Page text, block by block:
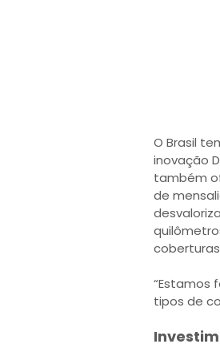
O Brasil
inovação
também
de
“Estamos
tipos de